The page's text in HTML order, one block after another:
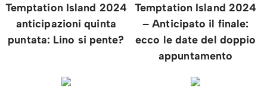
Temptation Island 2024
anticipazioni quinta
puntata: Lino si pente?
Temptation Island 2024
– Anticipato il finale:
ecco le date del doppio
appuntamento